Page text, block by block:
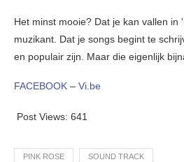
Het minst mooie? Dat je kan vallen in
muzikant. Dat je songs begint te
en populair zijn. Maar die eigenlijk
FACEBOOK – Vi.be
Post Views: 641
PINK ROSE SOUND TRACK